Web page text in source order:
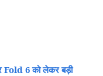
6 को लेकर बड़ी